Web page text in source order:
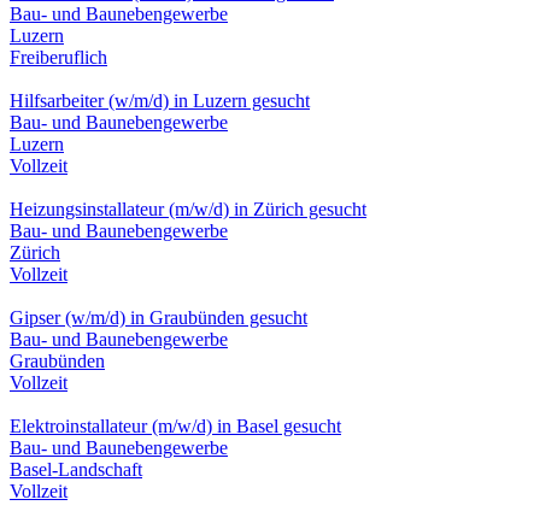
Bau- und Baunebengewerbe
Luzern
Freiberuflich
Hilfsarbeiter (w/m/d) in Luzern gesucht
Bau- und Baunebengewerbe
Luzern
Vollzeit
Heizungsinstallateur (m/w/d) in Zürich gesucht
Bau- und Baunebengewerbe
Zürich
Vollzeit
Gipser (w/m/d) in Graubünden gesucht
Bau- und Baunebengewerbe
Graubünden
Vollzeit
Elektroinstallateur (m/w/d) in Basel gesucht
Bau- und Baunebengewerbe
Basel-Landschaft
Vollzeit